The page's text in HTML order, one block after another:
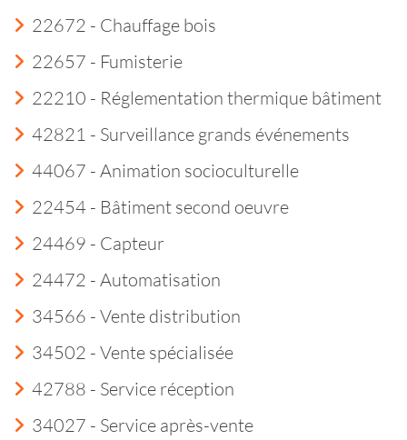
22672 - Chauffage bois
22657 - Fumisterie
22210 - Réglementation thermique bâtiment
42821 - Surveillance grands événements
44067 - Animation socioculturelle
22454 - Bâtiment second oeuvre
24469 - Capteur
24472 - Automatisation
34566 - Vente distribution
34502 - Vente spécialisée
42788 - Service réception
34027 - Service après-vente